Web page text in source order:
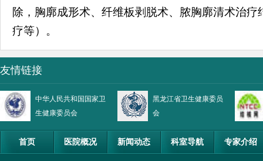
除，胸廓成形术、纤维板剥脱术、脓胸廓清术治
疗等）。
友情链接
中华人民共和国国家卫
生健康委员会
黑龙江省卫生健康委员
会
首页 医院概况 新闻动态 科室导航 专家介绍